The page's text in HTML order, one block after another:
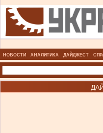
НОВОСТИ АНАЛИТИКА ДАЙДЖЕСТ